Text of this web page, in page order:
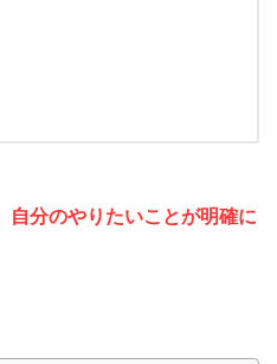
自分のやりたいことが明確に